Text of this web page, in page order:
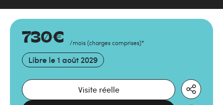
730€ /mois (charges comprises)*
Libre le 1 août 2029
Visite réelle